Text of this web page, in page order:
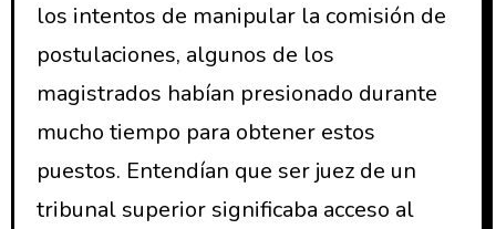
los intentos de manipular la comisión de
postulaciones, algunos de los
magistrados habían presionado durante
mucho tiempo para obtener estos
puestos. Entendían que ser juez de un
tribunal superior significaba acceso al